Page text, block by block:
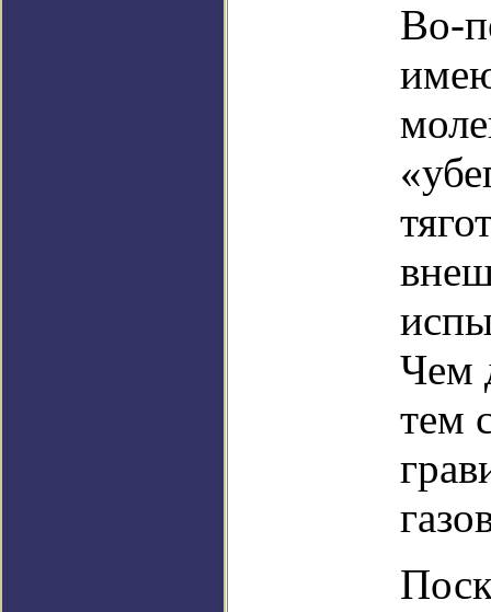
Во-
Чем
тем